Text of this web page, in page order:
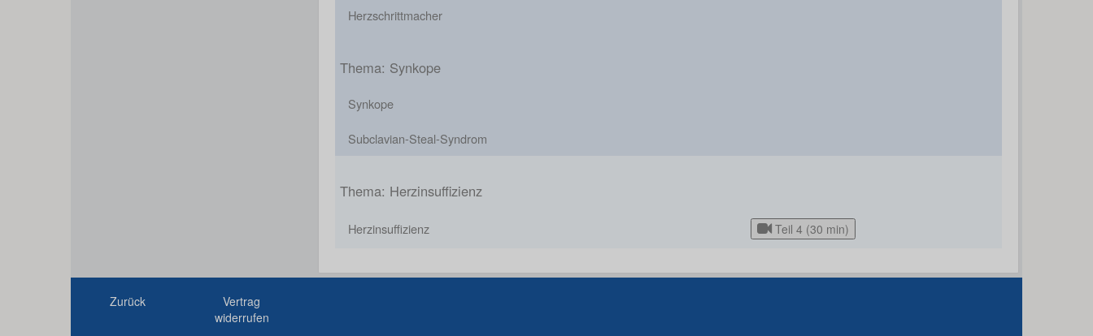
Herzschrittmacher
Thema: Synkope
Synkope
Subclavian-Steal-Syndrom
Thema: Herzinsuffizienz
Herzinsuffizienz Teil 4 (30 min)
Zurück
Vertrag
widerrufen